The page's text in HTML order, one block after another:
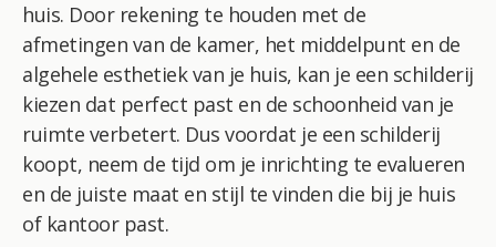
huis. Door rekening te houden met de
afmetingen van de kamer, het middelpunt en de
algehele esthetiek van je huis, kan je een schilderij
kiezen dat perfect past en de schoonheid van je
ruimte verbetert. Dus voordat je een schilderij
koopt, neem de tijd om je inrichting te evalueren
en de juiste maat en stijl te vinden die bij je huis
of kantoor past.